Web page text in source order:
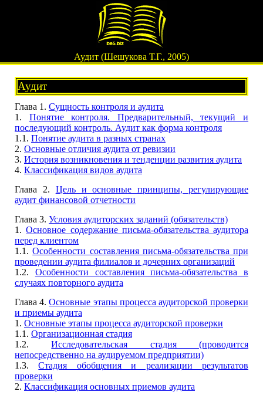
Аудит (Шешукова Т.Г., 2005)
Аудит
Глава 1. Сущность контроля и аудита
1. Понятие контроля. Предварительный, текущий и
последующий контроль. Аудит как форма контроля
1.1. Понятие аудита в разных странах
2. Основные отличия аудита от ревизии
3. История возникновения и тенденции развития аудита
4. Классификация видов аудита
Глава 2. Цель и основные принципы, регулирующие
аудит финансовой отчетности
Глава 3. Условия аудиторских заданий (обязательств)
1.Основное содержание письма-обязательства аудитора
перед клиентом
1.1.Особенности составления письма-обязательства при
проведении аудита филиалов и дочерних организаций
1.2. Особенности составления письма-обязательства в
случаях повторного аудита
Глава 4.Основные этапы процесса аудиторской проверки
и приемы аудита
1. Основные этапы процесса аудиторской проверки
1.1. Организационная стадия
1.2.Исследовательская стадия (проводится
непосредственно на аудируемом предприятии)
1.3.Стадия обобщения и реализации результатов
проверки
2. Классификация основных приемов аудита